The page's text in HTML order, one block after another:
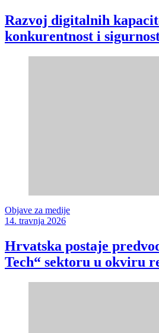
Razvoj digitalnih
konkurentnost i
Objave za medije
14. travnja 2026
Hrvatska postaje
Tech“ sektoru u okviru